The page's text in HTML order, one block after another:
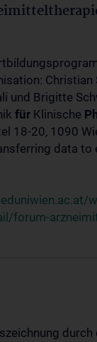
Christian
und Brigitte
für Klinische
18-20, 1090
data to
forum-